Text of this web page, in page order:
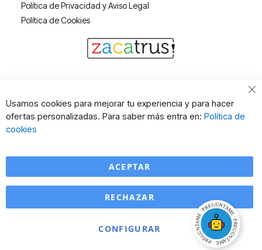
Política de Privacidad y Aviso Legal
Política de Cookies
Usamos cookies para mejorar tu experiencia y para hacer
ofertas personalizadas. Para saber más entra en: Política de
cookies
ACEPTAR
CONFIGURAR
RECHAZAR